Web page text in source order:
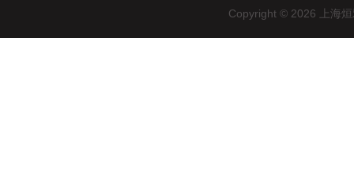
Copyright © 2026 上海